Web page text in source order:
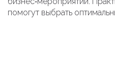
помогут выбрать